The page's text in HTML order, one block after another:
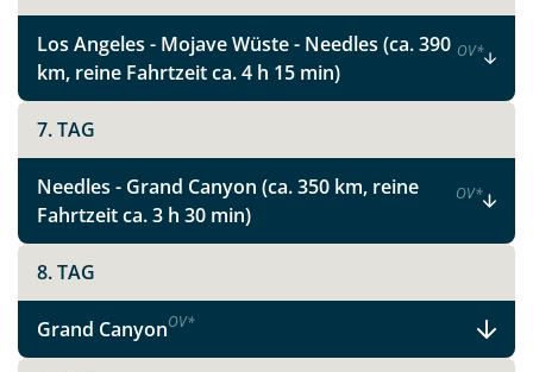
Metropolen und Nationalparks im Westen
der USA
Facebook
Instagram
X
WhatsApp
Los Angeles - Mojave Wüste - Needles (ca. 390
km, reine Fahrtzeit ca. 4 h 15 min)
OV*
7. TAG
Needles - Grand Canyon (ca. 350 km, reine
Fahrtzeit ca. 3 h 30 min)
OV*
8. TAG
Grand CanyonOV*